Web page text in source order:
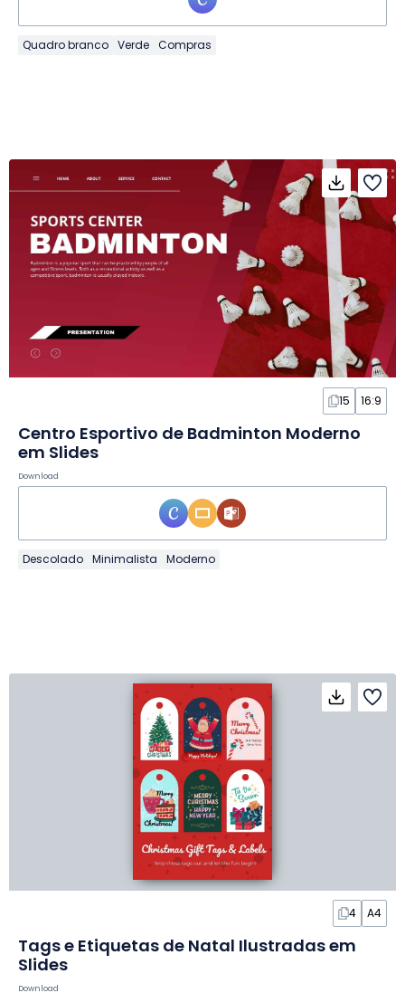
Quadro branco Verde Compras
15 16:9
Centro Esportivo de Badminton Moderno
em Slides
Download
Descolado Minimalista Moderno
4 A4
Tags e Etiquetas de Natal Ilustradas em
Slides
Download